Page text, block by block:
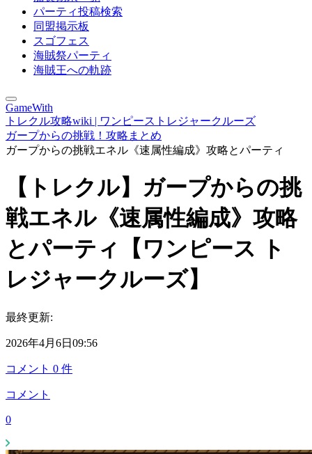
パーティ投稿検索
同盟掲示板
スゴフェス
海賊祭パーティ
海賊王への軌跡
GameWith
トレクル攻略wiki | ワンピーストレジャークルーズ
ガープからの挑戦！攻略まとめ
ガープからの挑戦エネル《速属性編成》攻略とパーティ
【トレクル】ガープからの挑
戦エネル《速属性編成》攻略
とパーティ【ワンピース ト
レジャークルーズ】
最終更新:
2026年4月6日09:56
コメント 0 件
コメント
0